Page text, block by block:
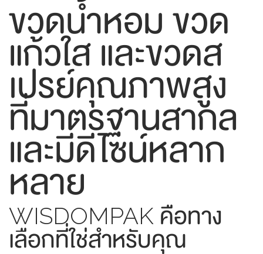
ขวดน้ำหอม ขวด
แก้วใส และขวดส
เปรย์คุณภาพสูง
ที่มาตรฐานสากล
และมีดีไซน์หลาก
หลาย
WISDOMPAK คือทาง
เลือกที่ใช่สำหรับคุณ